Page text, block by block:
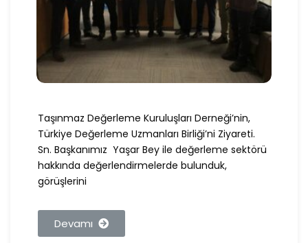
Taşınmaz Değerleme Kuruluşları Derneği’nin,
Türkiye Değerleme Uzmanları Birliği’ni Ziyareti.
Sn. Başkanımız Yaşar Bey ile değerleme sektörü
hakkında değerlendirmelerde bulunduk,
görüşlerini
Devamı